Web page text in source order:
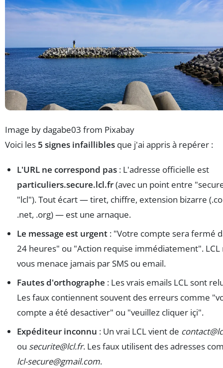
Image by dagabe03 from Pixabay
Voici les 5 signes infaillibles que j'ai appris à repérer :
L'URL ne correspond pas : L'adresse officielle est
particuliers.secure.lcl.fr(avec un point entre
"lcl"). Tout écart — tiret, chiffre, extension bizarre
.net, .org) — est une arnaque.
Le message est urgent : "Votre compte sera fermé
24 heures" ou "Action requise immédiatement". LCL
vous menace jamais par SMS ou email.
Fautes d'orthographe : Les vrais emails LCL sont
Les faux contiennent souvent des erreurs comme
compte a été desactiver" ou "veuillez cliquer içi".
Expéditeur inconnu : Un vrai LCL vient de
ou securite@lcl.fr. Les faux utilisent des adresses
lcl-secure@gmail.com.